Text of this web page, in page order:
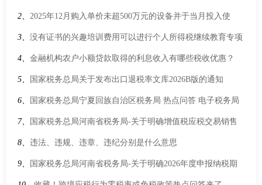
2、 2025年12月购入单价未超500万元的设备并于当月投入使
用，可以在2025年度企业所得税汇算清缴时一次性扣除吗？
3、 没有证书的兴趣培训费用可以进行个人所得税继续教育专项
附加扣除吗？
4、 金融机构农户小额贷款取得的利息收入有哪些税收优惠？
5、 国家税务总局关于发布出口退税率文库2026B版的通知
6、 国家税务总局宁夏回族自治区税务局 热点问答 电子税务局
进入简易确认式申报模块后，水利建设专项收入申报提示“暂不
支持简易确认式申报”，是什么原因？
7、 国家税务总局河南省税务局-关于明确增值税应税交易销售
额计算口径的公告
8、 违法、违规、违章、违纪分别是什么意思
9、 国家税务总局河南省税务局-关于明确2026年度申报纳税期